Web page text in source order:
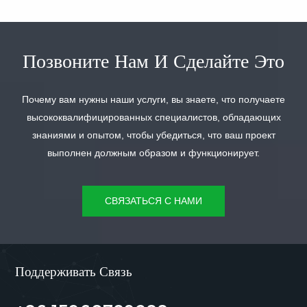
БОЛЬШЕ БОЛЬШЕ
Позвоните Нам И Сделайте Это
Почему вам нужны наши услуги, вы знаете, что получаете
высококвалифицированных специалистов, обладающих
знаниями и опытом, чтобы убедиться, что ваш проект
выполнен должным образом и функционирует.
СВЯЗАТЬСЯ С НАМИ
Поддерживать Связь